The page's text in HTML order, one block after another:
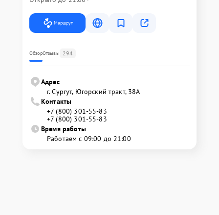
Маршрут
ОбзорОтзывы 294
Адрес
г. Сургут, Югорский тракт, 38А
Контакты
+7 (800) 301-55-83
+7 (800) 301-55-83
Время работы
Работаем с 09:00 до 21:00